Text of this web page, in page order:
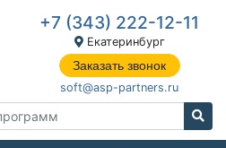
+7 (343) 222-12-11
Екатеринбург
Заказать звонок
soft@asp-partners.ru